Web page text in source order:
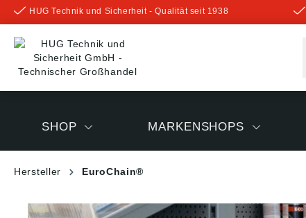
springen
HUG Technik und Sicherheit - Qualität seit 1938
SHOP MARKENSHOPS
Hersteller EuroChain®